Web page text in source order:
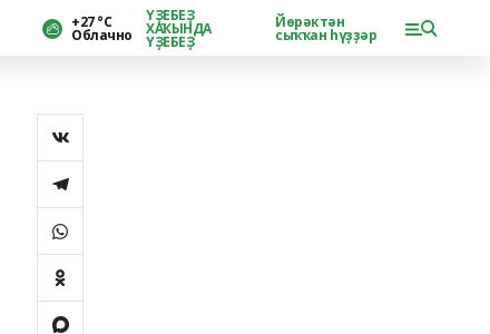
+27 °С
Облачно
ҮҘЕБЕҘ
ХАҠЫНДА
ҮҘЕБЕҘ
Йөрәктән
сыҡҡан һүҙҙәр